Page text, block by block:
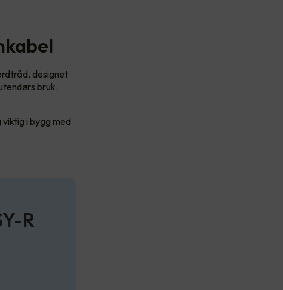
designet
bruk.
i bygg med
R